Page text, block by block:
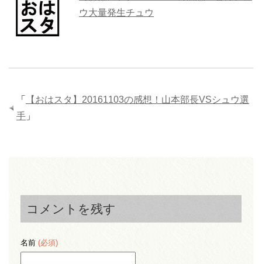
ウ大量発生チュウ
「
【おはスタ】20161103の感想！山本部長VSシュウ選
手 」
コメントを残す
名前 (必須)